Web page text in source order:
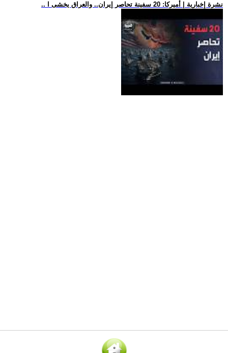
.. نشرة إخبارية | أميركا: 20 سفينة تحاصر إيران.. والعراق يخشى ا